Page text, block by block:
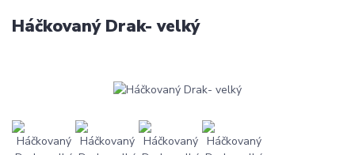
Háčkovaný Drak- velký